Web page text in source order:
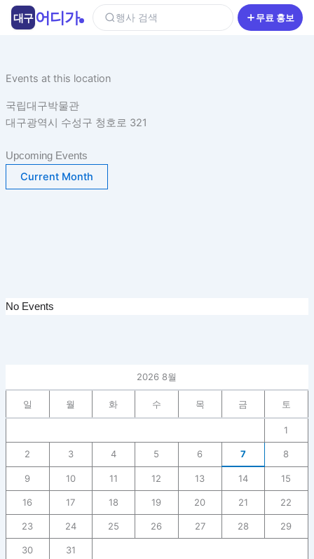
건
뛰
기
Events at this location
국립대구박물관
대구광역시 수성구 청호로 321
Upcoming Events
Current Month
No Events
2026 8월
일 월 화 수 목 금 토
1
2 3 4 5 6 7 8
9 10 11 12 13 14 15
16 17 18 19 20 21 22
23 24 25 26 27 28 29
30 31
대구 어디가 행사 검색 무료 홍보